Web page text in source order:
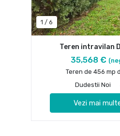
1 / 6
Teren intravilan
35,568 €
Teren de 456 mp
Dudestii Noi
Vezi mai